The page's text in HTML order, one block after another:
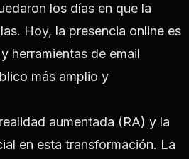
los días en que la
Hoy, la presencia online es
herramientas de email
más amplio y
aumentada (RA) y la
en esta transformación. La